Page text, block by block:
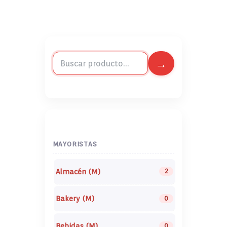
MAYORISTAS
Almacén (M) 2
Bakery (M) 0